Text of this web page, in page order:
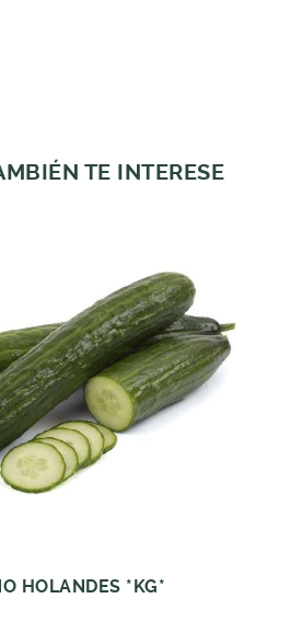
TE INTERESE
HOLANDES *KG*